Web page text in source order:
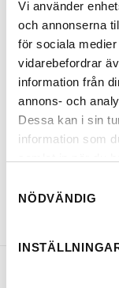
Vi använder
och annonserna
för sociala
vidarebefordrar
information från
annons- och
Dessa kan i sin
information som
NÖDVÄNDIG
STORLEKAR
VAR
LADDA NER